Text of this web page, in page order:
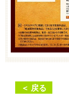
＜ 戻る